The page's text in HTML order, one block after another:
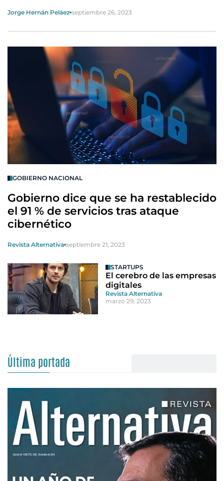
Jorge Hernán Peláez septiembre 26, 2023
GOBIERNO NACIONAL
Gobierno dice que se ha restablecido
el 91 % de servicios tras ataque
cibernético
Revista Alternativa septiembre 21, 2023
STARTUPS
El cerebro de las empresas
digitales
Revista Alternativa
marzo 29, 2023
Última portada